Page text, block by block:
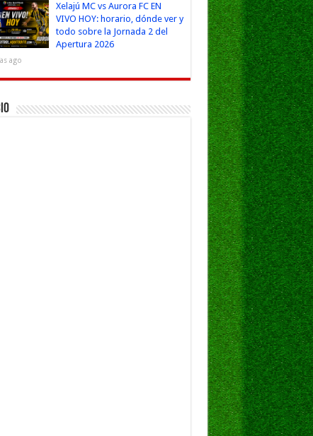
Xelajú MC vs Aurora FC EN
VIVO HOY: horario, dónde ver y
todo sobre la Jornada 2 del
Apertura 2026
ago